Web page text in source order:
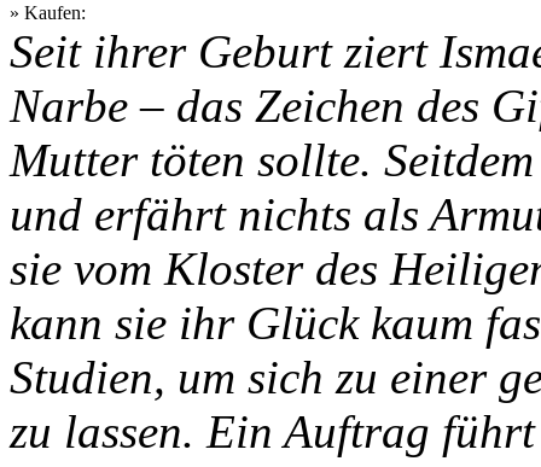
» Kaufen:
Seit ihrer Geburt ziert
Narbe – das Zeichen des
Mutter töten sollte.
und erfährt nichts als
sie vom Kloster des
kann sie ihr Glück kaum
Studien, um sich zu einer
zu lassen. Ein Auftrag